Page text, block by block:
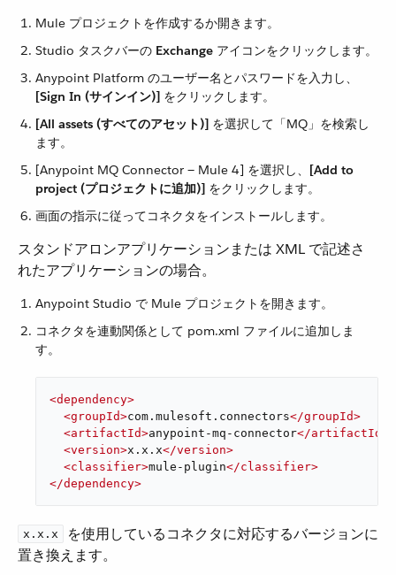
Mule プロジェクトを作成するか開きます。
Studio タスクバーの ​ Exchange ​ アイコンをクリックします。
Anypoint Platform のユーザー名とパスワードを入力し、​
[Sign In (サインイン)] ​ をクリックします。
[All assets (すべてのアセット)] ​ を選択して「MQ」を検索し
ます。
[Anypoint MQ Connector — Mule 4] を選択し、​ [Add to
project (プロジェクトに追加)] ​ をクリックします。
画面の指示に従ってコネクタをインストールします。
スタンドアロンアプリケーションまたは XML で記述さ
れたアプリケーションの場合。
Anypoint Studio で Mule プロジェクトを開きます。
コネクタを連動関係として pom.xml ファイルに追加しま
す。
<dependency>
<groupId>com.mulesoft.connectors</groupId>
<artifactId>anypoint-mq-connector</artifactId
<version>x.x.x</version>
<classifier>mule-plugin</classifier>
</dependency>
x.x.x
​ を使用しているコネクタに対応するバージョンに
置き換えます。